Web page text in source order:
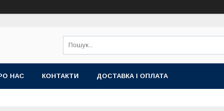
НАС КОНТАКТИ ДОСТАВКА І ОПЛАТА